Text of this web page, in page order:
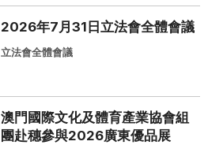
2026年7月31日立法會全體會議
立法會全體會議
澳門國際文化及體育產業協會組
團赴穗參與2026廣東優品展